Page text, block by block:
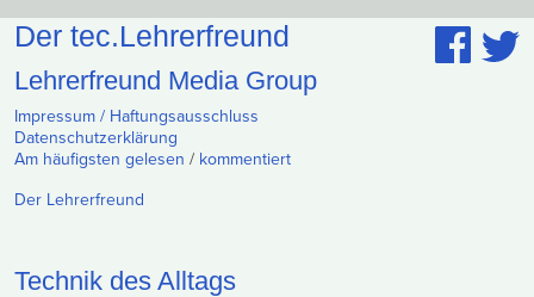
Der tec.Lehrerfreund
Lehrerfreund Media Group
Impressum / Haftungsausschluss
Datenschutzerklärung
Am häufigsten gelesen / kommentiert
Der Lehrerfreund
Technik des Alltags